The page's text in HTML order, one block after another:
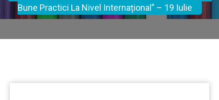
Bune Practici La Nivel Internațional” – 19 Iulie